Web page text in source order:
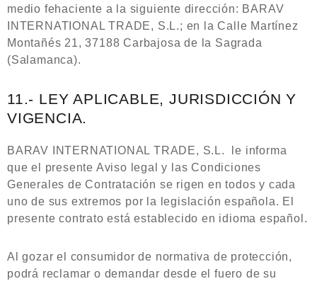
medio fehaciente a la siguiente dirección: BARAV
INTERNATIONAL TRADE, S.L.; en la Calle Martínez
Montañés 21, 37188 Carbajosa de la Sagrada
(Salamanca).
11.- LEY APLICABLE, JURISDICCIÓN Y
VIGENCIA.
BARAV INTERNATIONAL TRADE, S.L. le informa
que el presente Aviso legal y las Condiciones
Generales de Contratación se rigen en todos y cada
uno de sus extremos por la legislación española. El
presente contrato está establecido en idioma español.
Al gozar el consumidor de normativa de protección,
podrá reclamar o demandar desde el fuero de su